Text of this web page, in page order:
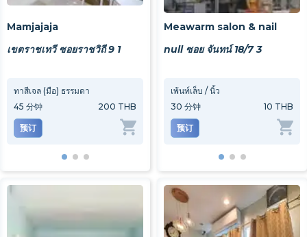
Mamjajaja
เขตราชเทวี ซอยราชวิถี 9 1
ทาสีเจล (มือ) ธรรมดา
45 分钟 200 THB
预订
ต่อเล็บมือ PVC กาวธรรมดา
分钟 200 THB
45
Meawarm salon & nail
null ซอย จันทน์ 18/7 3
เพ้นท์เล็บ / นิ้ว
30 分钟 10 THB
预订